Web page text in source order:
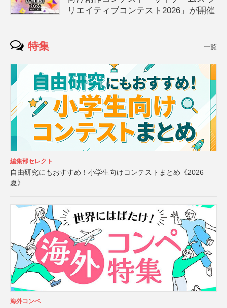
リエイティブコンテスト2026」が開催
特集 一覧
編集部セレクト
自由研究にもおすすめ！小学生向けコンテストまとめ《2026
夏》
海外コンペ